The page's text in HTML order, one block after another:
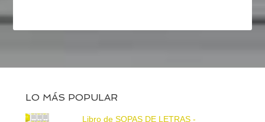
LO MÁS POPULAR
Libro de SOPAS DE LETRAS -